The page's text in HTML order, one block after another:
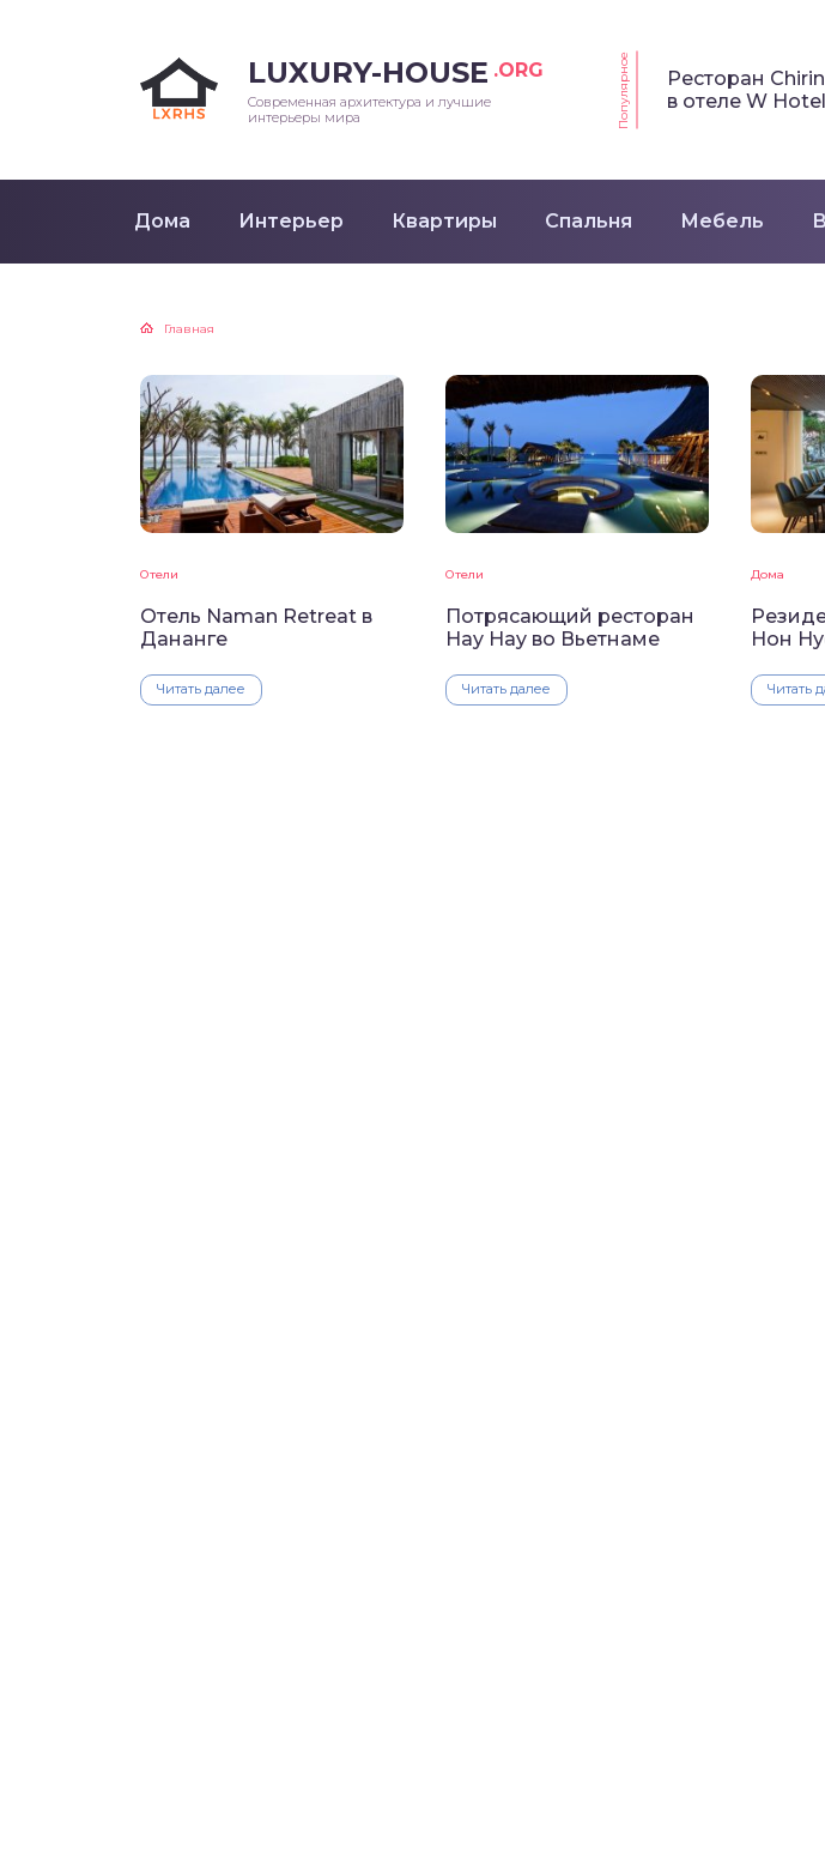
LUXURY-HOUSE .ORG
Современная архитектура и лучшие
интерьеры мира
Популярное
Ресторан
в отеле W
Дома Интерьер Квартиры Спальня Мебель
Главная
Отели
Отель Naman Retreat в
Дананге
Читать далее
Отели
Потрясающий ресторан
Hay Hay во Вьетнаме
Читать далее
Дома
Нон
Читать